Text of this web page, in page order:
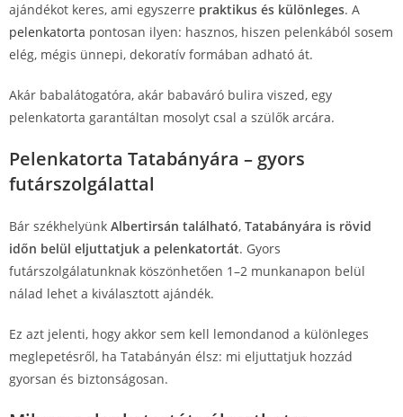
ajándékot keres, ami egyszerre praktikus és különleges. A
pelenkatorta pontosan ilyen: hasznos, hiszen pelenkából sosem
elég, mégis ünnepi, dekoratív formában adható át.
Akár babalátogatóra, akár babaváró bulira viszed, egy
pelenkatorta garantáltan mosolyt csal a szülők arcára.
Pelenkatorta Tatabányára – gyors
futárszolgálattal
Bár székhelyünk Albertirsán található, Tatabányára is rövid
időn belül eljuttatjuk a pelenkatortát. Gyors
futárszolgálatunknak köszönhetően 1–2 munkanapon belül
nálad lehet a kiválasztott ajándék.
Ez azt jelenti, hogy akkor sem kell lemondanod a különleges
meglepetésről, ha Tatabányán élsz: mi eljuttatjuk hozzád
gyorsan és biztonságosan.